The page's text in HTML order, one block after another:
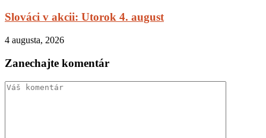
Slováci v akcii: Utorok 4. august
4 augusta, 2026
Zanechajte komentár